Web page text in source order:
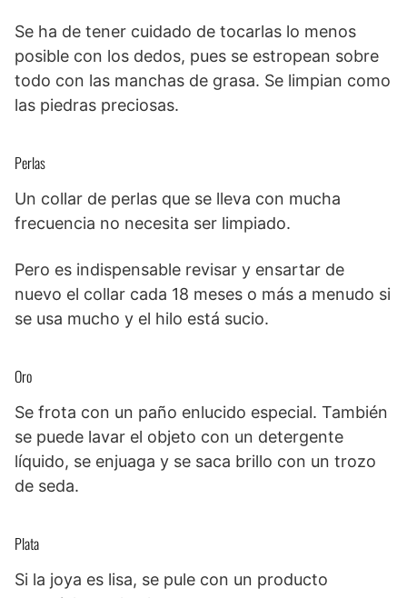
Se ha de tener cuidado de tocarlas lo menos
posible con los dedos, pues se estropean sobre
todo con las manchas de grasa. Se limpian como
las piedras preciosas.
Perlas
Un collar de perlas que se lleva con mucha
frecuencia no necesita ser limpiado.
Pero es indispensable revisar y ensartar de
nuevo el collar cada 18 meses o más a menudo si
se usa mucho y el hilo está sucio.
Oro
Se frota con un paño enlucido especial. También
se puede lavar el objeto con un detergente
líquido, se enjuaga y se saca brillo con un trozo
de seda.
Plata
Si la joya es lisa, se pule con un producto